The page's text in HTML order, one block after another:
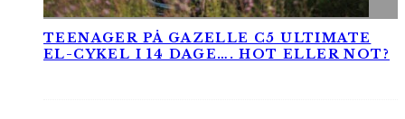
TEENAGER PÅ GAZELLE C5 ULTIMATE
EL-CYKEL I 14 DAGE…. HOT ELLER NOT?